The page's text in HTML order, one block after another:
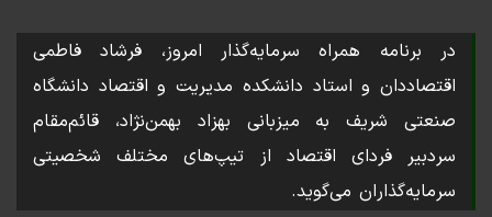
در برنامه همراه سرمایه‌گذار امروز، فرشاد فاطمی
اقتصاددان و استاد دانشکده مدیریت و اقتصاد دانشگاه
صنعتی شریف به میزبانی بهزاد بهمن‌نژاد، قائم‌مقام
سردبیر فردای اقتصاد از تیپ‌های مختلف شخصیتی
سرمایه‌گذاران می‌گوید.